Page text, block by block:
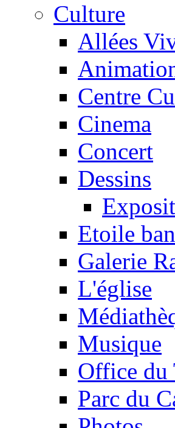
Culture
Allées
Centre
Cinema
Concert
Dessins
Etoile
Galerie
L'église
Musique
Office du
Parc du